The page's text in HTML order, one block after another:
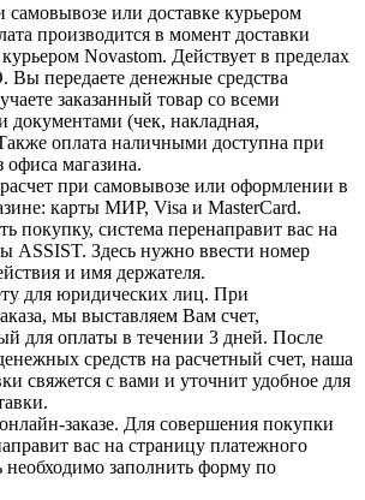
или доставке курьером
производится в момент доставки
курьером Novastom. Действует в пределах
передаете денежные средства
заказанный товар со всеми
документами (чек, накладная,
оплата наличными доступна при
офиса магазина.
при самовывозе или оформлении в
карты МИР, Visa и MasterCard.
покупку, система перенаправит вас на
ASSIST. Здесь нужно ввести номер
и имя держателя.
для юридических лиц. При
мы выставляем Вам счет,
для оплаты в течении 3 дней. После
средств на расчетный счет, наша
свяжется с вами и уточнит удобное для
заказе. Для совершения покупки
вас на страницу платежного
необходимо заполнить форму по